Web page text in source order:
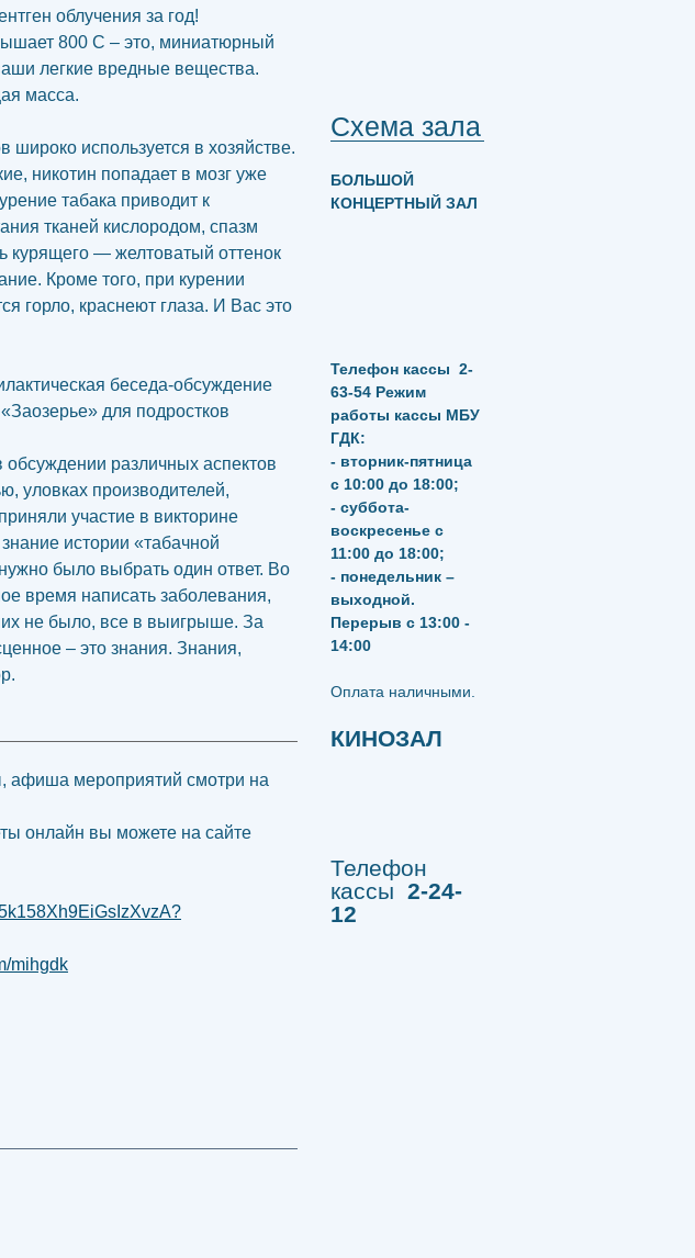
облучения за год!
800 С – это, миниатюрный
легкие вредные вещества.
масса.
используется в хозяйстве.
никотин попадает в мозг уже
табака приводит к
тканей кислородом, спазм
курящего — желтоватый оттенок
Кроме того, при курении
горло, краснеют глаза. И Вас это
беседа-обсуждение
для подростков
обсуждении различных аспектов
уловках производителей,
участие в викторине
истории «табачной
было выбрать один ответ. Во
время написать заболевания,
не было, все в выигрыше. За
– это знания. Знания,
афиша мероприятий смотри на
онлайн вы можете на сайте
mihgdk
Схема зала
БОЛЬШОЙ
КОНЦЕРТНЫЙ ЗАЛ
Телефон кассы 2-
63-54 Режим
работы кассы МБУ
ГДК:
- вторник-пятница
с 10:00 до 18:00;
- суббота-
воскресенье с
11:00 до 18:00;
- понедельник –
выходной.
Перерыв с 13:00 -
14:00
​​​​​​​Оплата наличными.
КИНОЗАЛ
Телефон
кассы 2-24-
12